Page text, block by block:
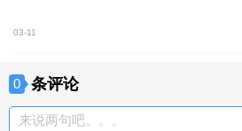
03-11
0 条评论
来说两句吧。。。